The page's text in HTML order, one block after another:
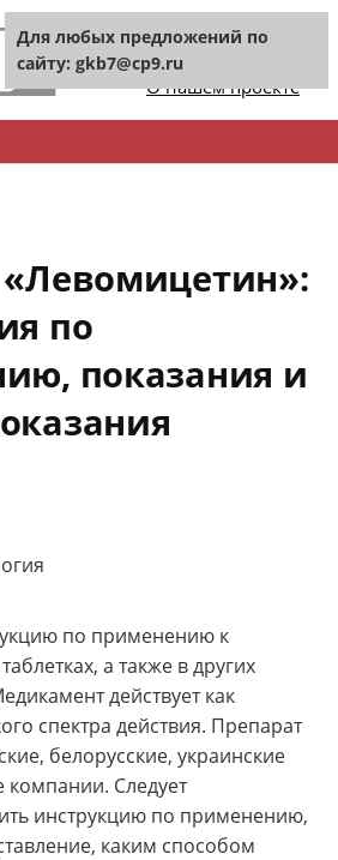
Контакты сайта
О нашем проекте
по
показания и
по применению к
а также в других
действует как
спектра действия. Препарат
белорусские, украинские
компании. Следует
инструкцию по применению,
каким способом
Для любых предложений по
сайту: gkb7@cp9.ru